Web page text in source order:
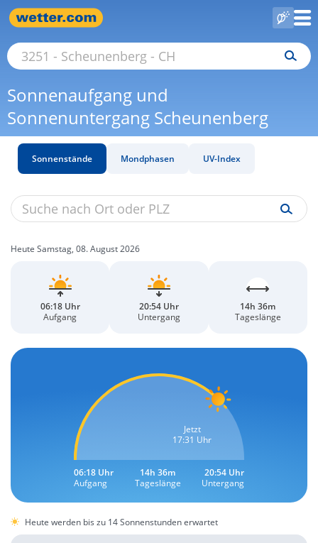
Sonnenaufgang und
Sonnenuntergang Scheunenberg
Sonnenstände Mondphasen UV-Index
Heute Samstag, 08. August 2026
06:18 Uhr
Aufgang
20:54 Uhr
Untergang
14h 36m
Tageslänge
Jetzt
17:31 Uhr
06:18 Uhr
Aufgang
14h 36m
Tageslänge
20:54 Uhr
Untergang
Heute werden bis zu 14 Sonnenstunden erwartet